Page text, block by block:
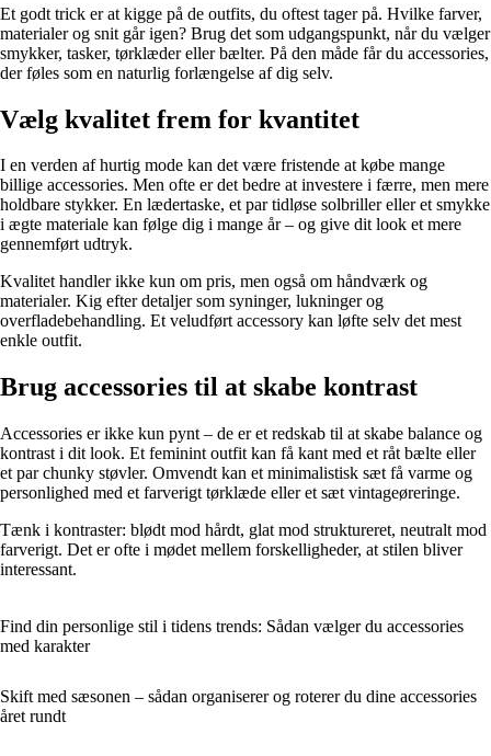
Et godt trick er at kigge på de outfits, du oftest tager på. Hvilke farver,
materialer og snit går igen? Brug det som udgangspunkt, når du vælger
smykker, tasker, tørklæder eller bælter. På den måde får du accessories,
der føles som en naturlig forlængelse af dig selv.
Vælg kvalitet frem for kvantitet
I en verden af hurtig mode kan det være fristende at købe mange
billige accessories. Men ofte er det bedre at investere i færre, men mere
holdbare stykker. En lædertaske, et par tidløse solbriller eller et smykke
i ægte materiale kan følge dig i mange år – og give dit look et mere
gennemført udtryk.
Kvalitet handler ikke kun om pris, men også om håndværk og
materialer. Kig efter detaljer som syninger, lukninger og
overfladebehandling. Et veludført accessory kan løfte selv det mest
enkle outfit.
Brug accessories til at skabe kontrast
Accessories er ikke kun pynt – de er et redskab til at skabe balance og
kontrast i dit look. Et feminint outfit kan få kant med et råt bælte eller
et par chunky støvler. Omvendt kan et minimalistisk sæt få varme og
personlighed med et farverigt tørklæde eller et sæt vintageøreringe.
Tænk i kontraster: blødt mod hårdt, glat mod struktureret, neutralt mod
farverigt. Det er ofte i mødet mellem forskelligheder, at stilen bliver
interessant.
Find din personlige stil i tidens trends: Sådan vælger du accessories
med karakter
Skift med sæsonen – sådan organiserer og roterer du dine accessories
året rundt